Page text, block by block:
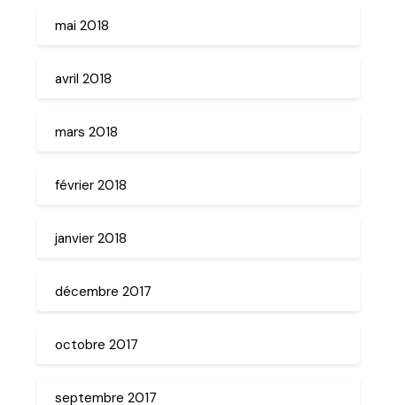
mai 2018
avril 2018
mars 2018
février 2018
janvier 2018
décembre 2017
octobre 2017
septembre 2017